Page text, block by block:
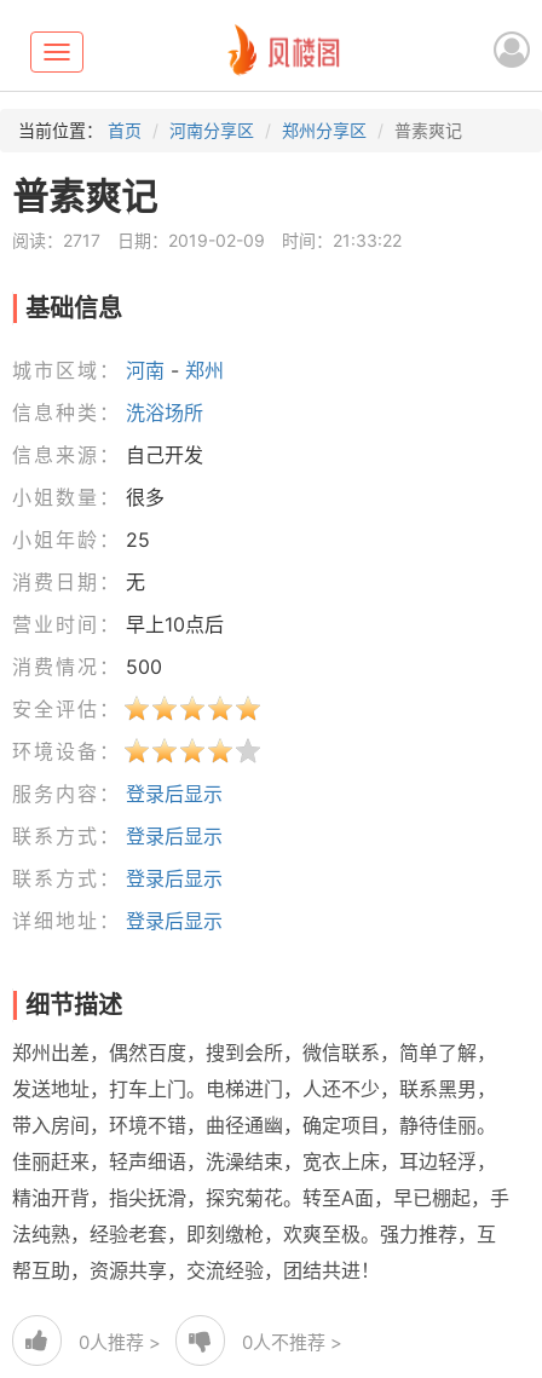
Toggle
navigation
当前位置： 首页 河南分享区 郑州分享区 普素爽记
普素爽记
阅读：2717 日期：2019-02-09 时间：21:33:22
基础信息
城市区域： 河南 - 郑州
信息种类：
洗浴场所
信息来源：
自己开发
小姐数量：
很多
小姐年龄：
25
消费日期：
无
营业时间：
早上10点后
消费情况：
500
安全评估：
环境设备：
服务内容：
登录后显示
联系方式：
登录后显示
联系方式：
登录后显示
详细地址：
登录后显示
细节描述
郑州出差，偶然百度，搜到会所，微信联系，简单了解，
发送地址，打车上门。电梯进门，人还不少，联系黑男，
带入房间，环境不错，曲径通幽，确定项目，静待佳丽。
佳丽赶来，轻声细语，洗澡结束，宽衣上床，耳边轻浮，
精油开背，指尖抚滑，探究菊花。转至A面，早已棚起，手
法纯熟，经验老套，即刻缴枪，欢爽至极。强力推荐，互
帮互助，资源共享，交流经验，团结共进！
0人推荐 > 0人不推荐 >